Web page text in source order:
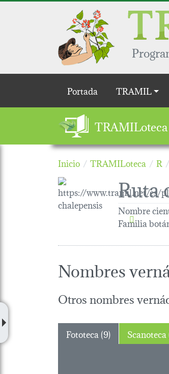
Pasar al contenido principal
Main navigation
Portada TRAMIL
TRAMILoteca
Inicio TRAMILoteca R
Ruta
Nombre
Familia
Nombres
Otros nombres
Fototeca (9)